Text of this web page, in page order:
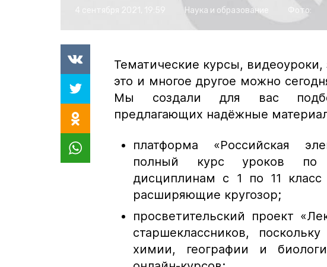
Наука и образование Фото:
Тематические курсы,
это и многое другое можно
Мы создали для вас
предлагающих надёжные
платформа «Российская
полный курс уроков по
дисциплинам с 1 по 11
расширяющие кругозор;
просветительский проект
старшеклассников,
химии, географии и